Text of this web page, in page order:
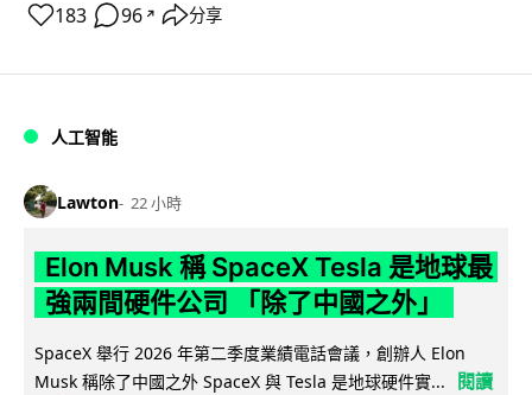
183 96 ↗ 分享
人工智能
Lawton 22 小時
Elon Musk 稱 SpaceX Tesla 是地球最
強兩間硬件公司 「除了中國之外」
SpaceX 舉行 2026 年第二季度業績電話會議，創辦人 Elon
Musk 稱除了中國之外 SpaceX 與 Tesla 是地球硬件實...
閱讀